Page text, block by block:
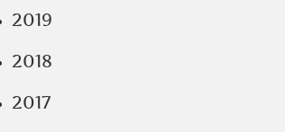
2019
2018
2017